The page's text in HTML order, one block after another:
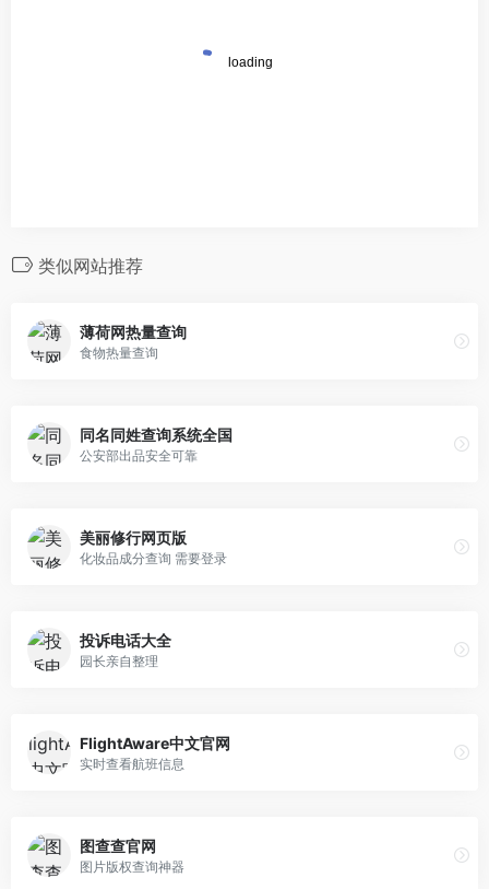
类似网站推荐
薄荷网热量查询
食物热量查询
同名同姓查询系统全国
公安部出品安全可靠
美丽修行网页版
化妆品成分查询 需要登录
投诉电话大全
园长亲自整理
FlightAware中文官网
实时查看航班信息
图查查官网
图片版权查询神器